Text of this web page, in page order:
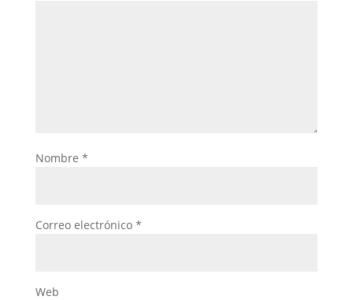
Nombre *
Correo electrónico *
Web